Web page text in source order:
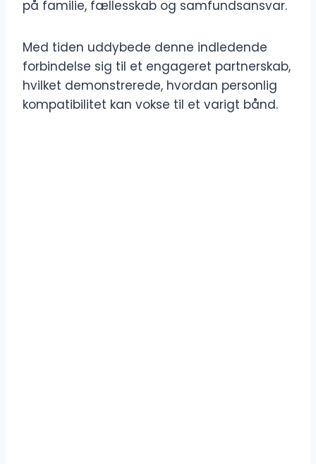
på familie, fællesskab og samfundsansvar.
Med tiden uddybede denne indledende
forbindelse sig til et engageret partnerskab,
hvilket demonstrerede, hvordan personlig
kompatibilitet kan vokse til et varigt bånd.